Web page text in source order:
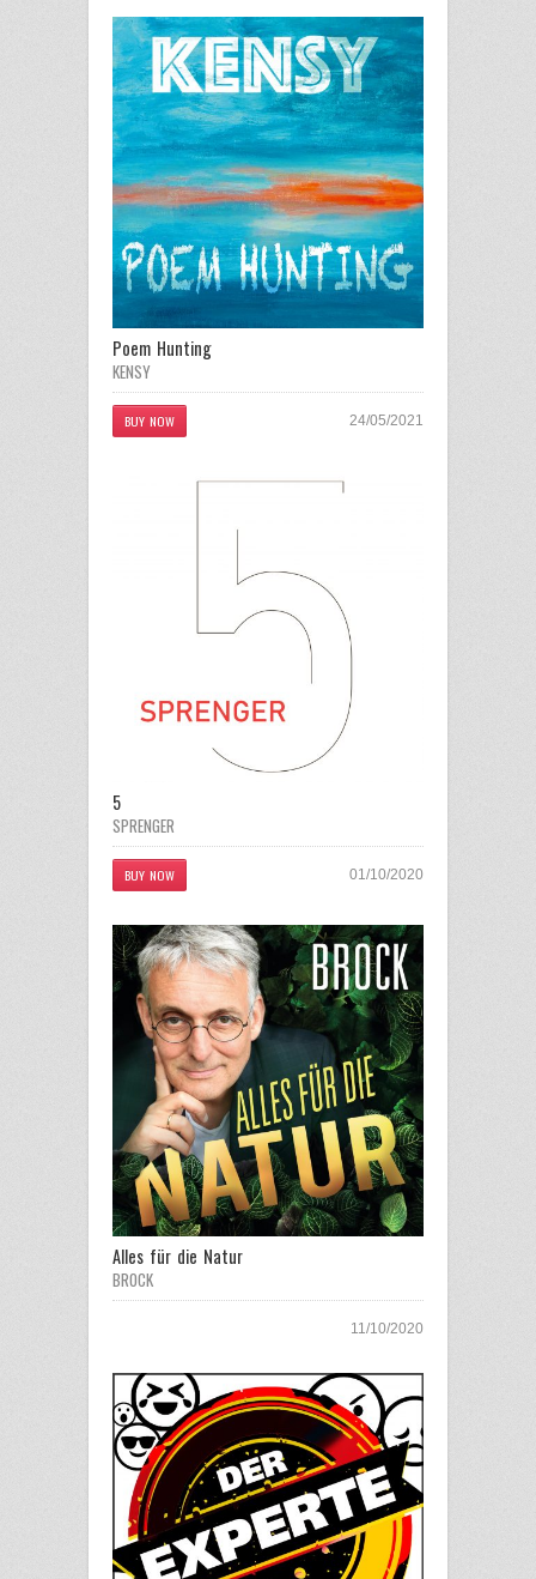
Poem Hunting
KENSY
BUY NOW 24/05/2021
5
SPRENGER
BUY NOW 01/10/2020
Alles für die Natur
BROCK
11/10/2020